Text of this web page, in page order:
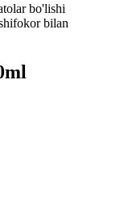
bo'lishi
bilan